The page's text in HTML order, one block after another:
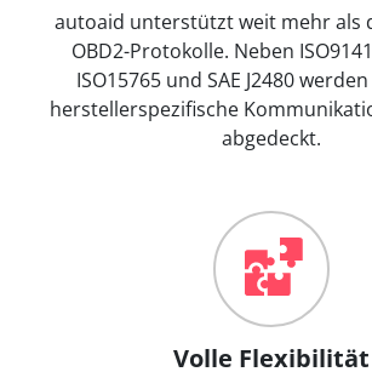
autoaid unterstützt weit mehr als
OBD2-Protokolle. Neben
ISO15765 und SAE J2480
herstellerspezifische
abgedeckt.
Volle Flexibilität